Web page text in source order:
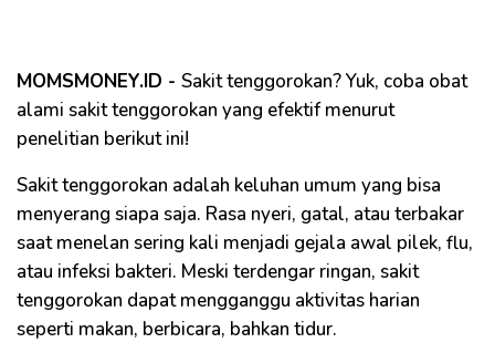
MOMSMONEY.ID - Sakit tenggorokan? Yuk, coba obat
alami sakit tenggorokan yang efektif menurut
penelitian berikut ini!
Sakit tenggorokan adalah keluhan umum yang bisa
menyerang siapa saja. Rasa nyeri, gatal, atau terbakar
saat menelan sering kali menjadi gejala awal pilek, flu,
atau infeksi bakteri. Meski terdengar ringan, sakit
tenggorokan dapat mengganggu aktivitas harian
seperti makan, berbicara, bahkan tidur.